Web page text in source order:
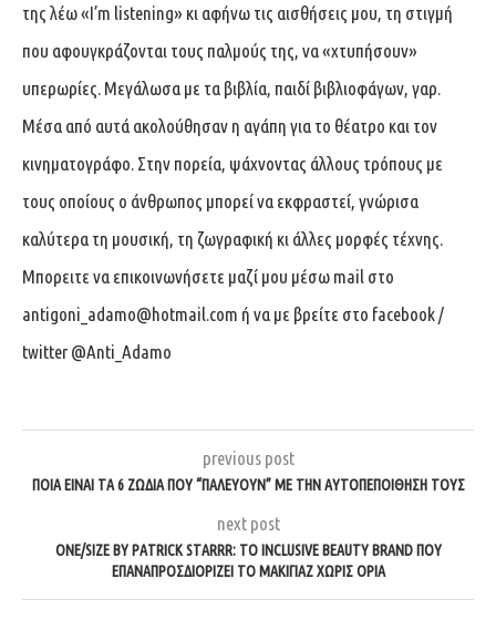
της λέω «I’m listening» κι αφήνω τις αισθήσεις μου, τη στιγμή
που αφουγκράζονται τους παλμούς της, να «χτυπήσουν»
υπερωρίες. Μεγάλωσα με τα βιβλία, παιδί βιβλιοφάγων, γαρ.
Μέσα από αυτά ακολούθησαν η αγάπη για το θέατρο και τον
κινηματογράφο. Στην πορεία, ψάχνοντας άλλους τρόπους με
τους οποίους ο άνθρωπος μπορεί να εκφραστεί, γνώρισα
καλύτερα τη μουσική, τη ζωγραφική κι άλλες μορφές τέχνης.
Μπορειτε να επικοινωνήσετε μαζί μου μέσω mail στο
antigoni_adamo@hotmail.com ή να με βρείτε στο facebook /
twitter @Anti_Adamo
previous post
ΠΟΙΆ ΕΊΝΑΙ ΤΑ 6 ΖΏΔΙΑ ΠΟΥ “ΠΑΛΕΎΟΥΝ” ΜΕ ΤΗΝ ΑΥΤΟΠΕΠΟΊΘΗΣΗ ΤΟΥΣ
next post
ONE/SIZE BY PATRICK STARRR: ΤΟ INCLUSIVE BEAUTY BRAND ΠΟΥ
ΕΠΑΝΑΠΡΟΣΔΙΟΡΊΖΕΙ ΤΟ ΜΑΚΙΓΙΆΖ ΧΩΡΊΣ ΌΡΙΑ